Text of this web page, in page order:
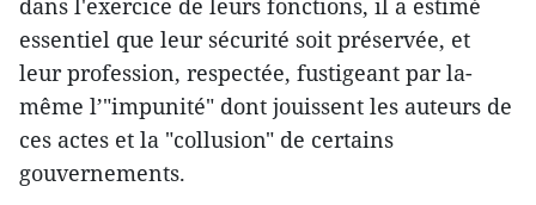
dans l'exercice de leurs fonctions, il a estimé
essentiel que leur sécurité soit préservée, et
leur profession, respectée, fustigeant par la-
même l’"impunité" dont jouissent les auteurs de
ces actes et la "collusion" de certains
gouvernements.